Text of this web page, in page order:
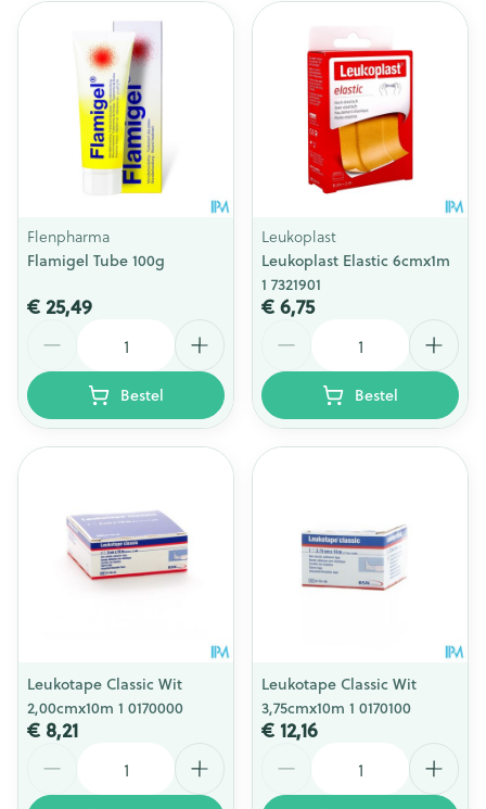
Flenpharma
Flamigel Tube 100g
€ 25,49
Bestel
Leukoplast
Leukoplast Elastic 6cmx1m
1 7321901
€ 6,75
Bestel
Leukotape Classic Wit
2,00cmx10m 1 0170000
€ 8,21
Leukotape Classic Wit
3,75cmx10m 1 0170100
€ 12,16